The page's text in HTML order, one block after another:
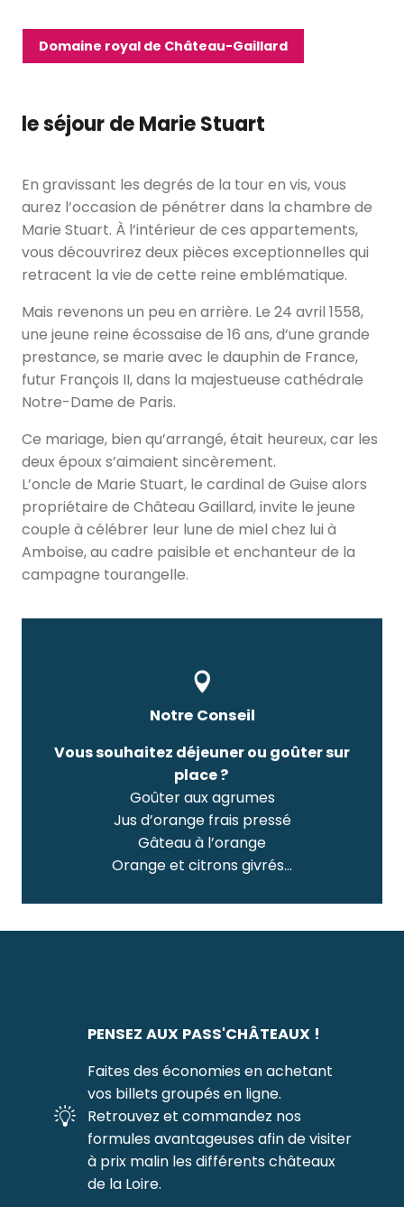
Domaine royal de Château-Gaillard
le séjour de Marie Stuart
En gravissant les degrés de la tour en vis, vous
aurez l’occasion de pénétrer dans la chambre de
Marie Stuart. À l’intérieur de ces appartements,
vous découvrirez deux pièces exceptionnelles qui
retracent la vie de cette reine emblématique.
Mais revenons un peu en arrière. Le 24 avril 1558,
une jeune reine écossaise de 16 ans, d’une grande
prestance, se marie avec le dauphin de France,
futur François II, dans la majestueuse cathédrale
Notre-Dame de Paris.
Ce mariage, bien qu’arrangé, était heureux, car les
deux époux s’aimaient sincèrement.
L’oncle de Marie Stuart, le cardinal de Guise alors
propriétaire de Château Gaillard, invite le jeune
couple à célébrer leur lune de miel chez lui à
Amboise, au cadre paisible et enchanteur de la
campagne tourangelle.
Notre Conseil
Vous souhaitez déjeuner ou goûter sur
place ?
Goûter aux agrumes
Jus d’orange frais pressé
Gâteau à l’orange
Orange et citrons givrés…
PENSEZ AUX PASS'CHÂTEAUX !
Faites des économies en achetant
vos billets groupés en ligne.
Retrouvez et commandez nos
formules avantageuses afin de visiter
à prix malin les différents châteaux
de la Loire.